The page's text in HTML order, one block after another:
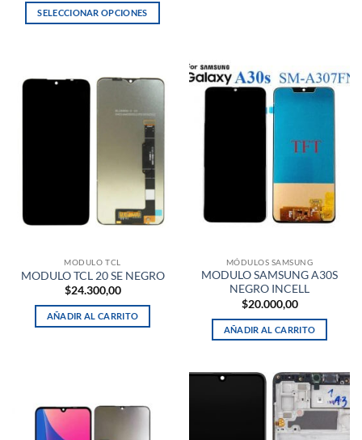
SELECCIONAR OPCIONES
múltiples
elegir
la
producto
MODULO TCL
MODULO TCL 20 SE NEGRO
$24.300,00
AÑADIR AL CARRITO
MÓDULOS SAMSUNG
MODULO SAMSUNG A30S
NEGRO INCELL
$20.000,00
AÑADIR AL CARRITO